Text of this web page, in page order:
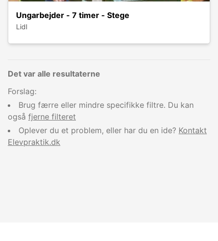
Ungarbejder - 7 timer - Stege
Lidl
Det var alle resultaterne
Forslag:
Brug færre eller mindre specifikke filtre. Du kan
også fjerne filteret
Oplever du et problem, eller har du en ide? Kontakt
Elevpraktik.dk